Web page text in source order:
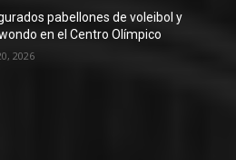
pabellones de voleibol y
en el Centro Olímpico
2026